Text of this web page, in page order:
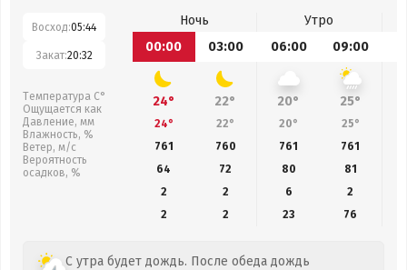
Восход:05:44
Закат:20:32
Температура С°
Ощущается как
Давление, мм
Влажность, %
Ветер, м/с
Вероятность
осадков, %
Ночь
Утро
00:00
03:00 06:00 09:00
24° 22° 20° 25°
24° 22° 20° 25°
761
760 761 761
64
72 80 81
2
2 6
2
2
2 23 76
С утра будет дождь. После обеда дождь